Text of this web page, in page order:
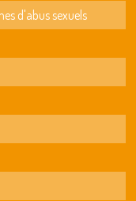
d'abus sexuels